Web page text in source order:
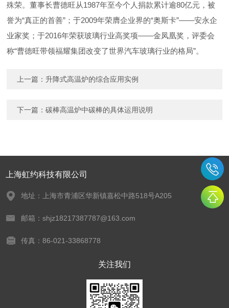
殊荣。董事长曹德旺从1987年至今个人捐款累计逾80亿元，被
誉为“真正的首善”；于2009年荣膺企业界的“奥斯卡”——安永企
业家奖；于2016年荣获玻璃行业高奖项——金凤凰奖，评委会
称“曹德旺带领福耀集团改变了世界汽车玻璃行业的格局”。
上一篇： 升降式高温炉的综合应用实例
下一篇：碳棒高温炉中碳棒的具体运用说明
上海虹约科技有限公司
地址：上海市青浦区华新镇嘉松中路518号A205
邮箱：shjz18217387787@163.com
传真：86-021-33868778
关注我们